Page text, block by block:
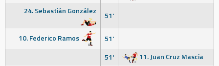
24. Sebastián González
51'
10. Federico Ramos
51'
51'
11. Juan Cruz Mascia